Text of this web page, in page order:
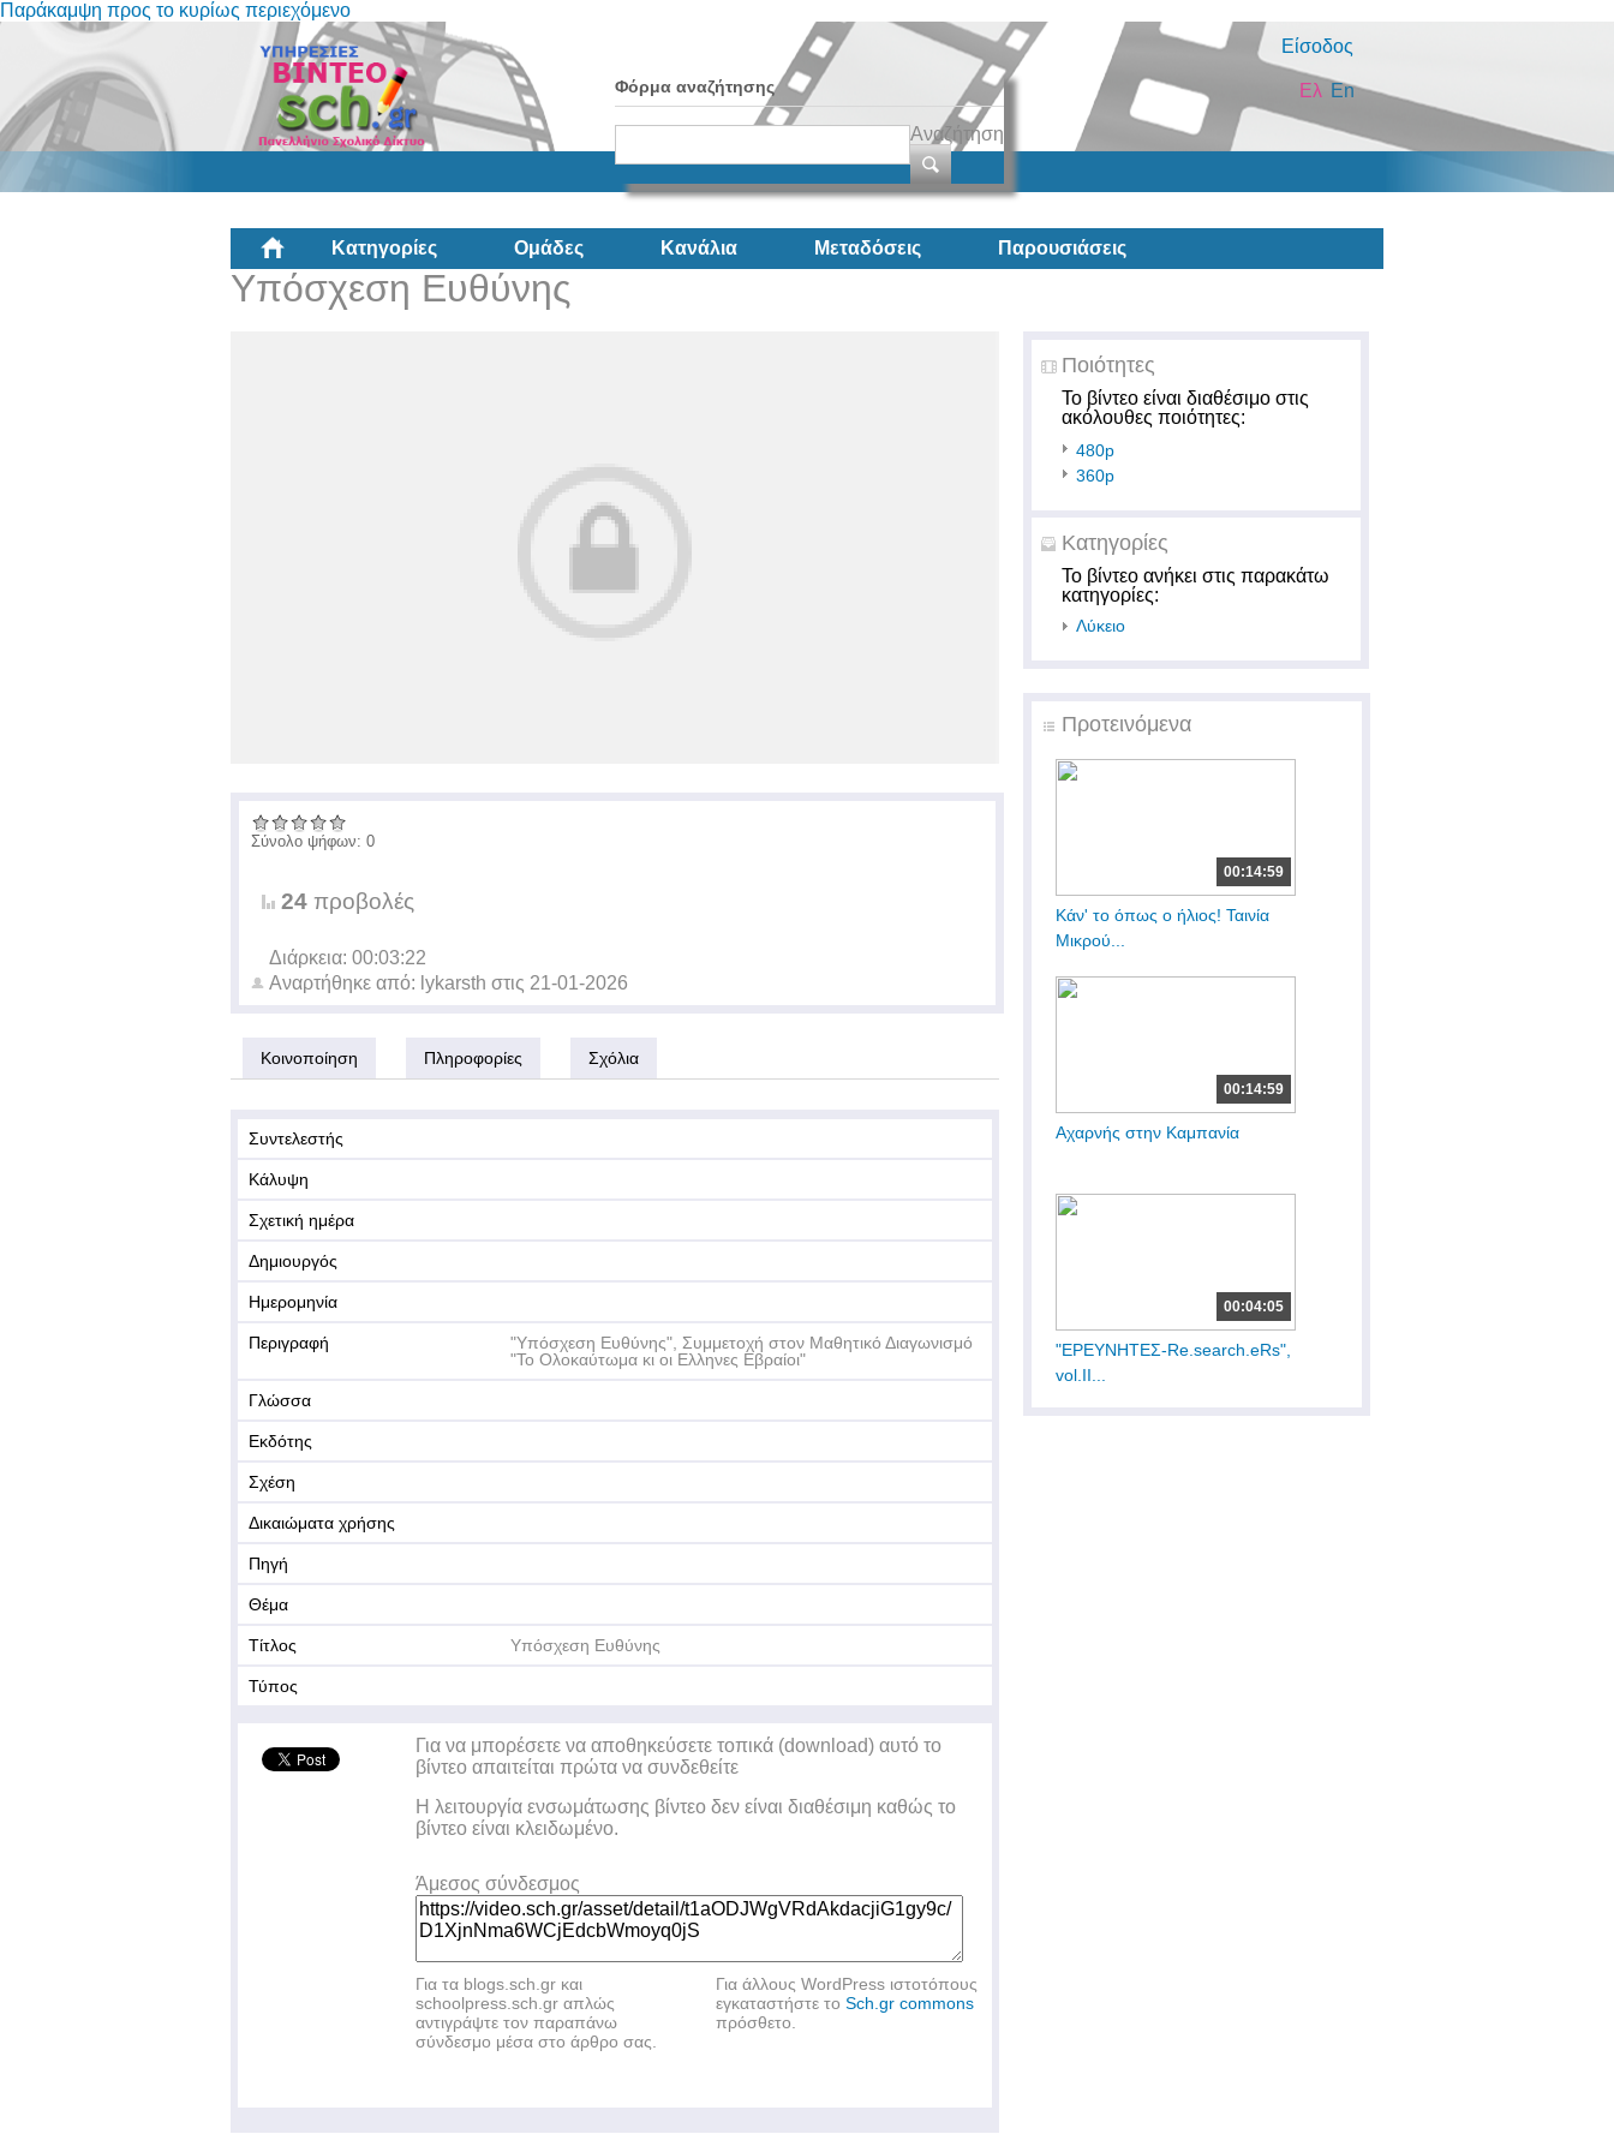
Παράκαμψη προς το κυρίως περιεχόμενο
Είσοδος
Φόρμα αναζήτησης
Αναζήτηση
En
Ελ
Κατηγορίες Ομάδες Κανάλια Μεταδόσεις Παρουσιάσεις
Υπόσχεση Ευθύνης
Ποιότητες
Το βίντεο είναι διαθέσιμο στις
ακόλουθες ποιότητες:
480p
360p
Κατηγορίες
Το βίντεο ανήκει στις παρακάτω
κατηγορίες:
Λύκειο
Προτεινόμενα
00:14:59
Κάν' το όπως ο ήλιος! Ταινία
Μικρού...
00:14:59
Αχαρνής στην Καμπανία
00:04:05
"ΕΡΕΥΝΗΤΕΣ-Re.search.eRs",
vol.ΙΙ...
Σύνολο ψήφων: 0
24 προβολές
Διάρκεια: 00:03:22
Αναρτήθηκε από: lykarsth στις 21-01-2026
Κοινοποίηση Πληροφορίες Σχόλια
Συντελεστής
Κάλυψη
Σχετική ημέρα
Δημιουργός
Ημερομηνία
Περιγραφή
"Υπόσχεση Ευθύνης", Συμμετοχή στον Μαθητικό Διαγωνισμό
"Το Ολοκαύτωμα κι οι Ελληνες Εβραίοι"
Γλώσσα
Εκδότης
Σχέση
Δικαιώματα χρήσης
Πηγή
Θέμα
Τίτλος Υπόσχεση Ευθύνης
Τύπος
Για να μπορέσετε να αποθηκεύσετε τοπικά (download) αυτό το
βίντεο απαιτείται πρώτα να συνδεθείτε
Η λειτουργία ενσωμάτωσης βίντεο δεν είναι διαθέσιμη καθώς το
βίντεο είναι κλειδωμένο.
Άμεσος σύνδεσμος
Για τα blogs.sch.gr και
schoolpress.sch.gr απλώς
αντιγράψτε τον παραπάνω
σύνδεσμο μέσα στο άρθρο σας.
Για άλλους WordPress ιστοτόπους
εγκαταστήστε το Sch.gr commons
πρόσθετο.